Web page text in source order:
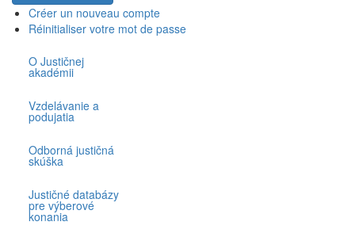
Créer un nouveau compte
Réinitialiser votre mot de passe
O Justičnej
akadémii
Vzdelávanie a
podujatia
Odborná justičná
skúška
Justičné databázy
pre výberové
konania